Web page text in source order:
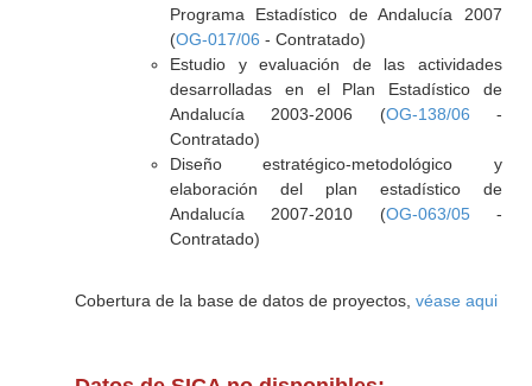
Programa Estadístico de Andalucía 2007
(OG-017/06 - Contratado)
Estudio y evaluación de las actividades
desarrolladas en el Plan Estadístico de
Andalucía 2003-2006 (OG-138/06 -
Contratado)
Diseño estratégico-metodológico y
elaboración del plan estadístico de
Andalucía 2007-2010 (OG-063/05-
Contratado)
Cobertura de la base de datos de proyectos, véase aqui